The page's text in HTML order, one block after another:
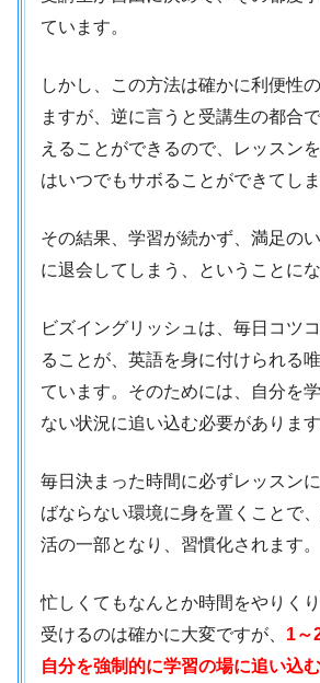
ています。
しかし、この方法は確かに利便性
ますが、逆に言うと受講生の都合
えることができるので、レッスン
はいつでもサボることができてしま
その結果、学習が続かず、満足の
に退会してしまう、ということに
ビズイングリッシュは、毎日コツ
ることが、英語を身に付けられる
ています。そのためには、自分を
ない状況に追い込む必要があります
毎日決まった時間に必ずレッスン
ばならない環境に身を置くことで
活の一部となり、習慣化されます。
忙しくてもなんとか時間をやりく
受けるのは確かに大変ですが、 1～
自分を強制的に学習の場に追い込